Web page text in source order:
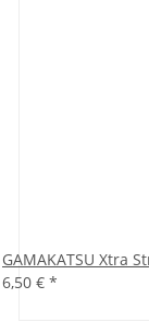
GAMAKATSU Xtra
6,50 € *